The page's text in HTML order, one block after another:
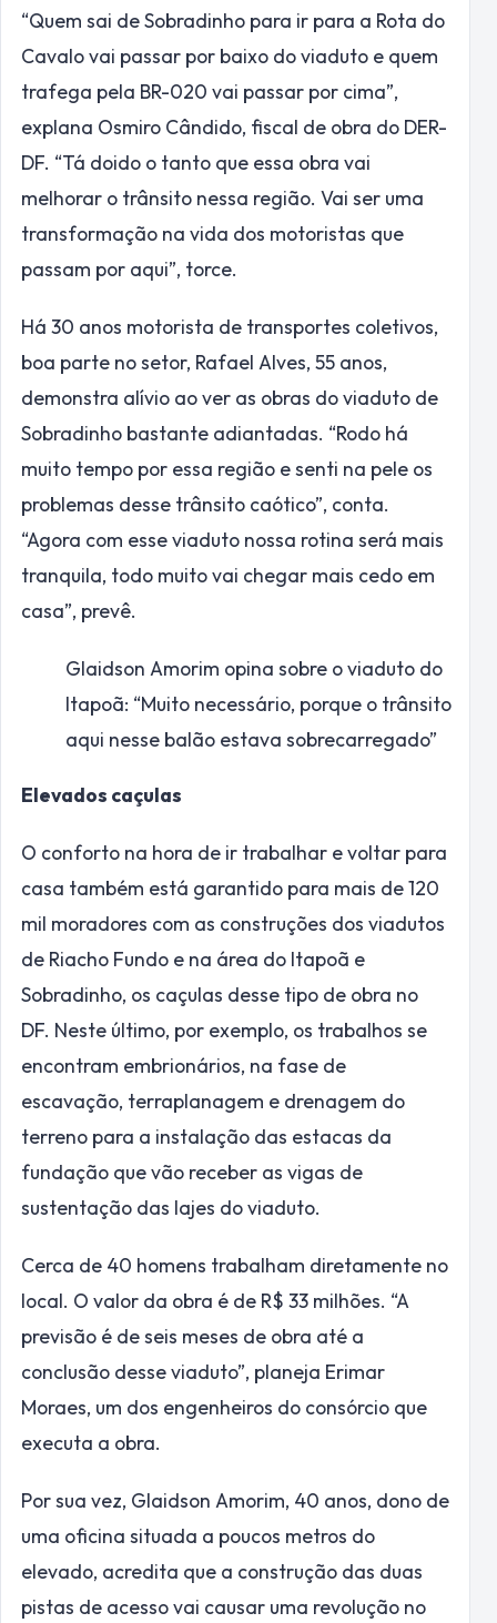
“Quem sai de Sobradinho para ir para a Rota do
Cavalo vai passar por baixo do viaduto e quem
trafega pela BR-020 vai passar por cima”,
explana Osmiro Cândido, fiscal de obra do DER-
DF. “Tá doido o tanto que essa obra vai
melhorar o trânsito nessa região. Vai ser uma
transformação na vida dos motoristas que
passam por aqui”, torce.
Há 30 anos motorista de transportes coletivos,
boa parte no setor, Rafael Alves, 55 anos,
demonstra alívio ao ver as obras do viaduto de
Sobradinho bastante adiantadas. “Rodo há
muito tempo por essa região e senti na pele os
problemas desse trânsito caótico”, conta.
“Agora com esse viaduto nossa rotina será mais
tranquila, todo muito vai chegar mais cedo em
casa”, prevê.
Glaidson Amorim opina sobre o viaduto do
Itapoã: “Muito necessário, porque o trânsito
aqui nesse balão estava sobrecarregado”
Elevados caçulas
O conforto na hora de ir trabalhar e voltar para
casa também está garantido para mais de 120
mil moradores com as construções dos viadutos
de Riacho Fundo e na área do Itapoã e
Sobradinho, os caçulas desse tipo de obra no
DF. Neste último, por exemplo, os trabalhos se
encontram embrionários, na fase de
escavação, terraplanagem e drenagem do
terreno para a instalação das estacas da
fundação que vão receber as vigas de
sustentação das lajes do viaduto.
Cerca de 40 homens trabalham diretamente no
local. O valor da obra é de R$ 33 milhões. “A
previsão é de seis meses de obra até a
conclusão desse viaduto”, planeja Erimar
Moraes, um dos engenheiros do consórcio que
executa a obra.
Por sua vez, Glaidson Amorim, 40 anos, dono de
uma oficina situada a poucos metros do
elevado, acredita que a construção das duas
pistas de acesso vai causar uma revolução no